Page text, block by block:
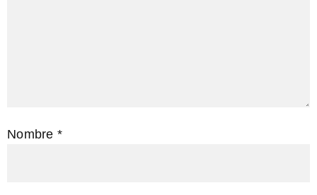
Nombre *